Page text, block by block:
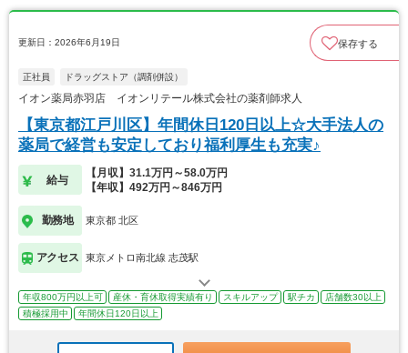
更新日：2026年6月19日 保存する
正社員 ドラッグストア（調剤併設）
イオン薬局赤羽店 イオンリテール株式会社の薬剤師求人
【東京都江戸川区】年間休日120日以上☆大手法人の
薬局で経営も安定しており福利厚生も充実♪
給与
【月収】31.1万円～58.0万円
【年収】492万円～846万円
勤務地 東京都 北区
アクセス 東京メトロ南北線 志茂駅
年収800万円以上可 産休・育休取得実績有り スキルアップ 駅チカ
店舗数30以上
積極採用中
年間休日120日以上